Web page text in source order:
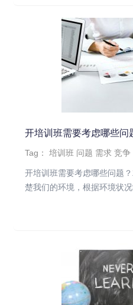
开培训班需要考虑哪些问
Tag：培训班 问题 需求 竞争
开培训班需要考虑哪些问题
楚我们的环境，根据环境状